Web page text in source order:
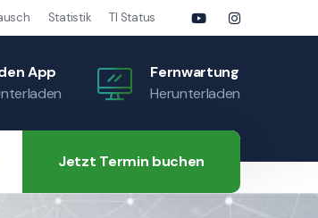
Statistik TI Status
App
Fernwartung
Herunterladen
Jetzt Termin buchen